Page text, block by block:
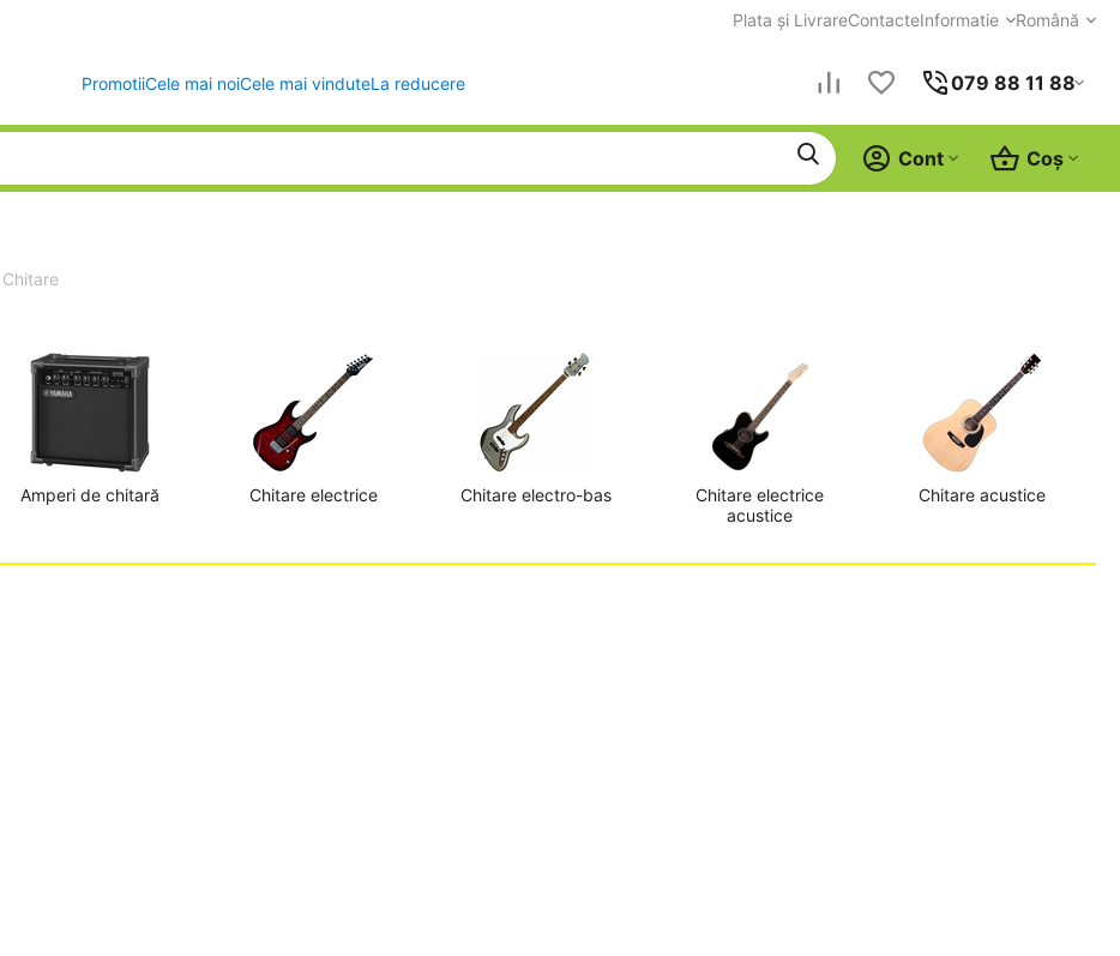
Plata și LivrareContacteInformatie Română
PromotiiCele mai noiCele mai vinduteLa reducere 079 88 11 88
Coș
Cont
Chitare
Amperi de chitară Chitare electrice Chitare electro-bas
Chitare electrice
acustice
Chitare acustice